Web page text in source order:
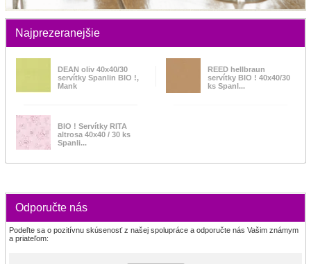
Najprezeranejšie
DEAN oliv 40x40/30
servítky Spanlin BIO !,
Mank
REED hellbraun
servítky BIO ! 40x40/30
ks Spanl...
BIO ! Servítky RITA
altrosa 40x40 / 30 ks
Spanli...
Odporučte nás
Podeľte sa o pozitívnu skúsenosť z našej spolupráce a odporučte nás Vašim známym
a priateľom: